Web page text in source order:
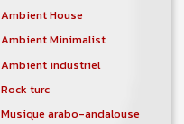
Ambient House
Ambient Minimalist
Ambient industriel
Rock turc
Musique arabo-andalouse